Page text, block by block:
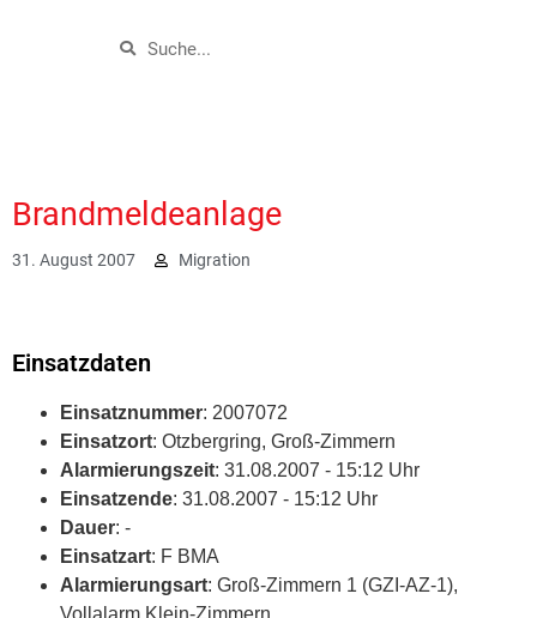
Brandmeldeanlage
31. August 2007 Migration
Einsatzdaten
Einsatznummer: 2007072
Einsatzort: Otzbergring, Groß-Zimmern
Alarmierungszeit: 31.08.2007 - 15:12 Uhr
Einsatzende: 31.08.2007 - 15:12 Uhr
Dauer: -
Einsatzart: F BMA
Alarmierungsart: Groß-Zimmern 1 (GZI-AZ-1),